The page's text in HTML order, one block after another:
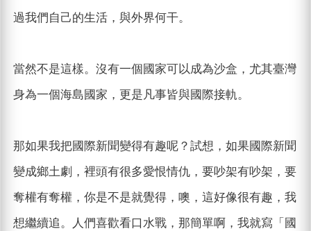
過我們自己的生活，與外界何干。
當然不是這樣。沒有一個國家可以成為沙盒，尤其臺灣
身為一個海島國家，更是凡事皆與國際接軌。
那如果我把國際新聞變得有趣呢？試想，如果國際新聞
變成鄉土劇，裡頭有很多愛恨情仇，要吵架有吵架，要
奪權有奪權，你是不是就覺得，噢，這好像很有趣，我
想繼續追。人們喜歡看口水戰，那簡單啊，我就寫「國